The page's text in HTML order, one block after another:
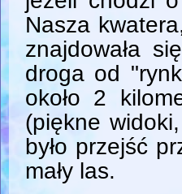
Nasza
znajdowała
droga od
około 2
(piękne
było przejść
mały las.